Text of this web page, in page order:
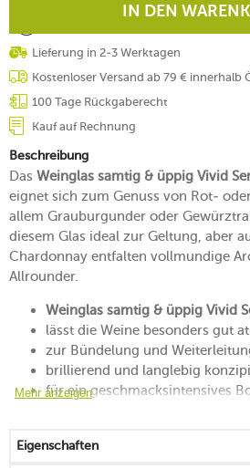
IN DEN
Lieferung in 2-3 Werktagen
Kostenloser Versand ab 79 € innerhalb
100 Tage Rückgaberecht
Kauf auf Rechnung
Beschreibung
Das Weinglas samtig & üppig Vivid
eignet sich zum Genuss von Rot-
allem Grauburgunder oder
diesem Glas ideal zur Geltung, aber
Chardonnay entfalten vollmundige
Allrounder.
Weinglas samtig & üppig Vivid
lässt die Weine besonders gut
zur Bündelung und
brillierend und langlebig
für ein geschmacksintensives
Mehr anzeigen
Eigenschaften